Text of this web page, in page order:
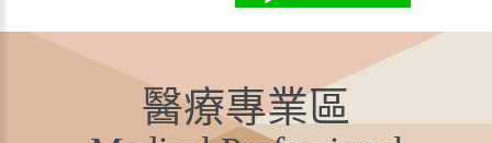
醫療專業區